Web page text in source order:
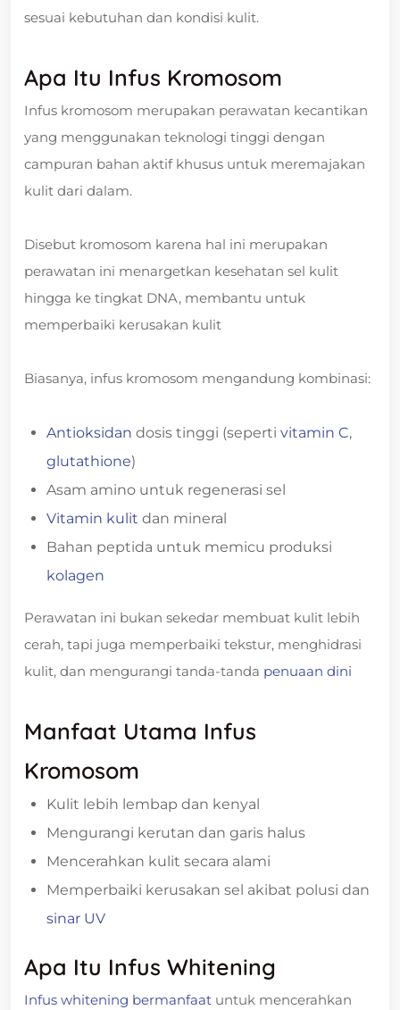
sesuai kebutuhan dan kondisi kulit.
Apa Itu Infus Kromosom
Infus kromosom merupakan perawatan kecantikan
yang menggunakan teknologi tinggi dengan
campuran bahan aktif khusus untuk meremajakan
kulit dari dalam.
Disebut kromosom karena hal ini merupakan
perawatan ini menargetkan kesehatan sel kulit
hingga ke tingkat DNA, membantu untuk
memperbaiki kerusakan kulit
Biasanya, infus kromosom mengandung kombinasi:
Antioksidan dosis tinggi (seperti vitamin C,
glutathione)
Asam amino untuk regenerasi sel
Vitamin kulit dan mineral
Bahan peptida untuk memicu produksi
kolagen
Perawatan ini bukan sekedar membuat kulit lebih
cerah, tapi juga memperbaiki tekstur, menghidrasi
kulit, dan mengurangi tanda-tanda penuaan dini
Manfaat Utama Infus
Kromosom
Kulit lebih lembap dan kenyal
Mengurangi kerutan dan garis halus
Mencerahkan kulit secara alami
Memperbaiki kerusakan sel akibat polusi dan
sinar UV
Apa Itu Infus Whitening
Infus whitening bermanfaat untuk mencerahkan